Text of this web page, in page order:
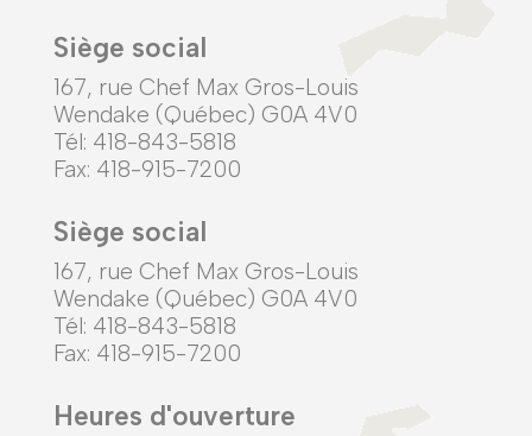
Siège social
167, rue Chef Max Gros-Louis
Wendake (Québec) G0A 4V0
Tél: 418-843-5818
Fax: 418-915-7200
Siège social
167, rue Chef Max Gros-Louis
Wendake (Québec) G0A 4V0
Tél: 418-843-5818
Fax: 418-915-7200
Heures d'ouverture